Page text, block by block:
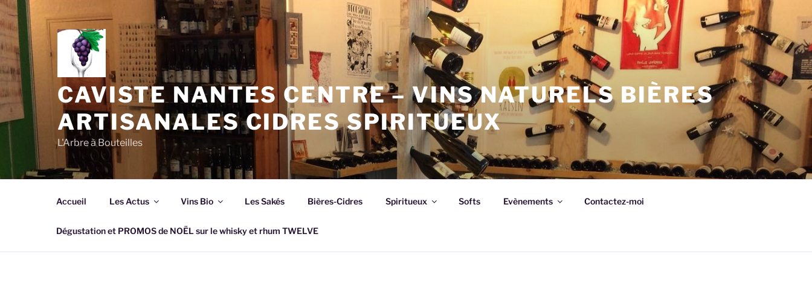
Aller
au
contenu
principal
CAVISTE NANTES CENTRE – VINS NATURELS BIÈRES
ARTISANALES CIDRES SPIRITUEUX
L'Arbre à Bouteilles
Accueil Les Actus Vins Bio Les Sakés Bières-Cidres Spiritueux Softs Evènements Contactez-moi
Dégustation et PROMOS de NOËL sur le whisky et rhum TWELVE